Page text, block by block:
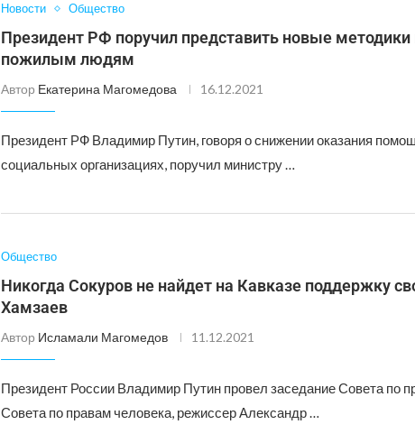
Новости Общество
Президент РФ поручил представить новые
пожилым людям
Автор Екатерина Магомедова 16.12.2021
Президент РФ Владимир Путин, говоря о снижении оказания
социальных организациях, поручил министру …
Общество
Никогда Сокуров не найдет на Кавказе поддержку
Хамзаев
Автор Исламали Магомедов 11.12.2021
Президент России Владимир Путин провел заседание Совета по
Совета по правам человека, режиссер Александр …